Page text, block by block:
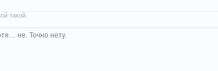
такой.
не. Точно нету.